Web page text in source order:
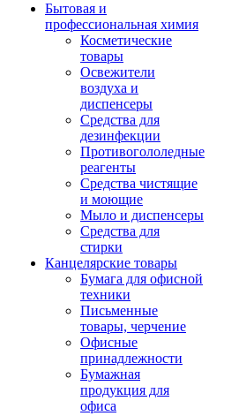
Бытовая и
профессиональная химия
Косметические
товары
Освежители
воздуха и
диспенсеры
Средства для
дезинфекции
Противогололедные
реагенты
Средства чистящие
и моющие
Мыло и диспенсеры
Средства для
стирки
Канцелярские товары
Бумага для офисной
техники
Письменные
товары, черчение
Офисные
принадлежности
Бумажная
продукция для
офиса